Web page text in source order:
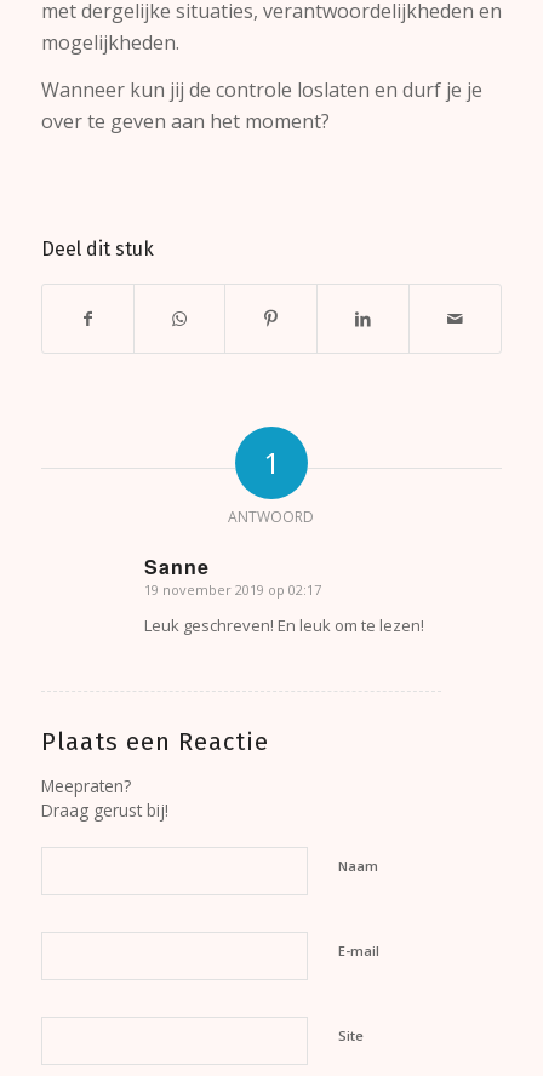
met dergelijke situaties, verantwoordelijkheden en
mogelijkheden.
Wanneer kun jij de controle loslaten en durf je je
over te geven aan het moment?
Deel dit stuk
1
ANTWOORD
Sanne
zegt:
19 november 2019 op 02:17
Leuk geschreven! En leuk om te lezen!
Plaats een Reactie
Meepraten?
Draag gerust bij!
Naam
E-mail
Site